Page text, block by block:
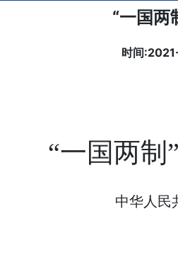
“一国两
时间
“一国两制
中华人民